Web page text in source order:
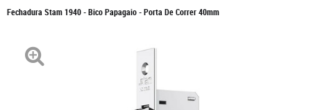
Fechadura Stam 1940 - Bico Papagaio - Porta De Correr 40mm